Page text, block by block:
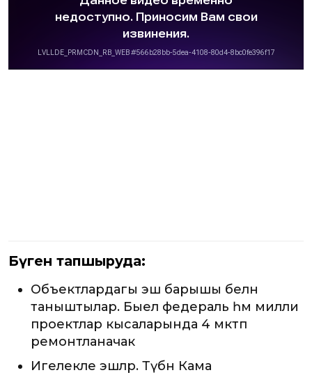
Бүген тапшыруда:
Объектлардагы эш барышы белән
таныштылар. Быел федераль һәм милли
проектлар кысаларында 4 мәктәп
ремонтланачак
Игелекле эшләр. Түбән Кама